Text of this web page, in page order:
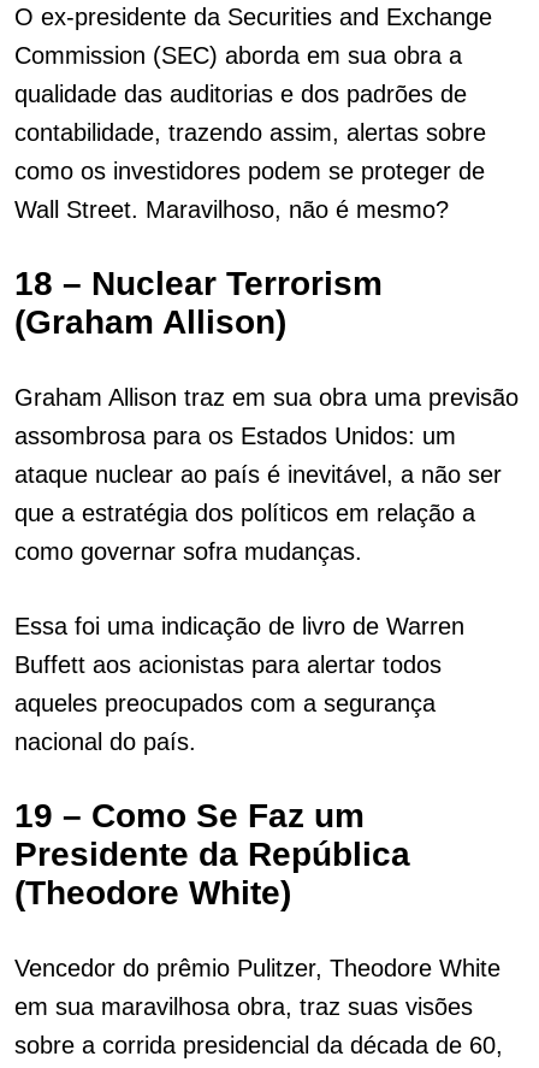
O ex-presidente da Securities and Exchange
Commission (SEC) aborda em sua obra a
qualidade das auditorias e dos padrões de
contabilidade, trazendo assim, alertas sobre
como os investidores podem se proteger de
Wall Street. Maravilhoso, não é mesmo?
18 – Nuclear Terrorism
(Graham Allison)
Graham Allison traz em sua obra uma previsão
assombrosa para os Estados Unidos: um
ataque nuclear ao país é inevitável, a não ser
que a estratégia dos políticos em relação a
como governar sofra mudanças.
Essa foi uma indicação de livro de Warren
Buffett aos acionistas para alertar todos
aqueles preocupados com a segurança
nacional do país.
19 – Como Se Faz um
Presidente da República
(Theodore White)
Vencedor do prêmio Pulitzer, Theodore White
em sua maravilhosa obra, traz suas visões
sobre a corrida presidencial da década de 60,